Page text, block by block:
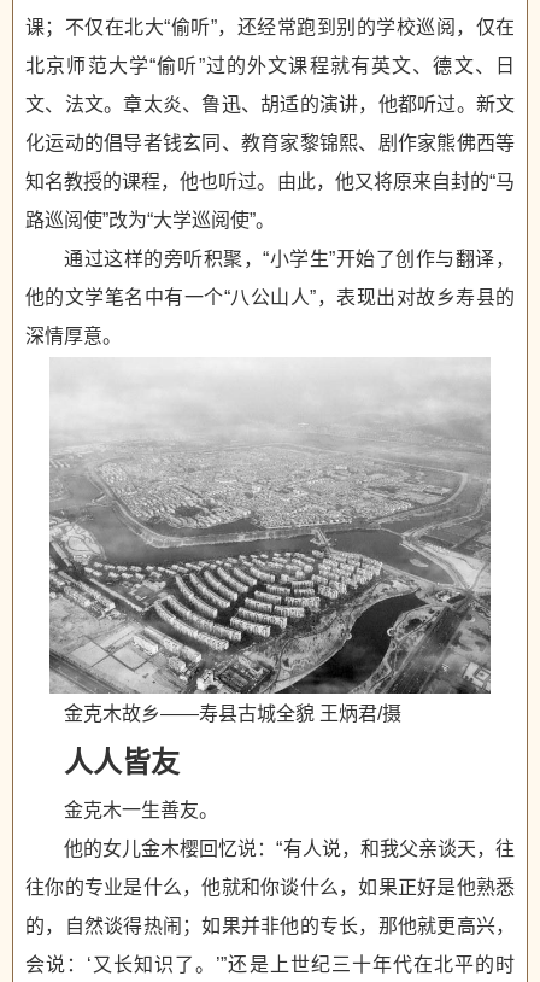
课；不仅在北大“偷听”，还经常跑到别的学校巡阅，仅在
北京师范大学“偷听”过的外文课程就有英文、德文、日
文、法文。章太炎、鲁迅、胡适的演讲，他都听过。新文
化运动的倡导者钱玄同、教育家黎锦熙、剧作家熊佛西等
知名教授的课程，他也听过。由此，他又将原来自封的“马
路巡阅使”改为“大学巡阅使”。
通过这样的旁听积聚，“小学生”开始了创作与翻译，
他的文学笔名中有一个“八公山人”，表现出对故乡寿县的
深情厚意。
金克木故乡——寿县古城全貌 王炳君/摄
人人皆友
金克木一生善友。
他的女儿金木樱回忆说：“有人说，和我父亲谈天，往
往你的专业是什么，他就和你谈什么，如果正好是他熟悉
的，自然谈得热闹；如果并非他的专长，那他就更高兴，
会说：‘又长知识了。’”还是上世纪三十年代在北平的时